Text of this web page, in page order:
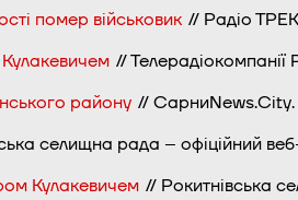
помер військовик // Радіо
// Телерадіокомпанії
району // СарниNews.City.
селищна рада – офіційний
Кулакевичем // Рокитнівська